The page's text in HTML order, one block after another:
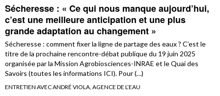
Sécheresse : « Ce qui nous manque aujourd’hui,
c’est une meilleure anticipation et une plus
grande adaptation au changement »
Sécheresse : comment fixer la ligne de partage des eaux ? C’est le
titre de la prochaine rencontre-débat publique du 19 juin 2025
organisée par la Mission Agrobiosciences-INRAE et le Quai des
Savoirs (toutes les informations ICI). Pour (…)
ENTRETIEN AVEC ANDRÉ VIOLA, AGENCE DE L’EAU